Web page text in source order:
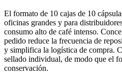
El formato de 10 cajas de 10
oficinas grandes y para
consumo alto de café intenso.
pedido reduce la frecuencia de
y simplifica la logística de compra.
sellado individual, de modo que el
conservación.